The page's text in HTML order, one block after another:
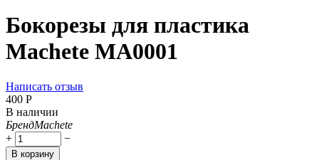
Бокорезы для пластика
Machete MA0001
Написать отзыв
‍400‍ Р
В наличии
БрендMachete
+
−
В корзину